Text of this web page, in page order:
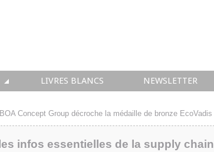
LIVRES BLANCS NEWSLETTER
BOA Concept Group décroche la médaille de bronze EcoVadis
infos essentielles de la supply chain